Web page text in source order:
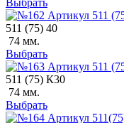
511 (75) 40
74 мм.
Выбрать
511 (75) К30
74 мм.
Выбрать